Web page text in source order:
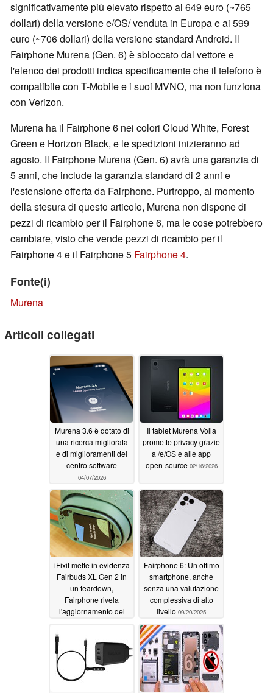
significativamente più elevato rispetto ai 649 euro (~765
dollari) della versione e/OS/ venduta in Europa e ai 599
euro (~706 dollari) della versione standard Android. Il
Fairphone Murena (Gen. 6) è sbloccato dal vettore e
l'elenco dei prodotti indica specificamente che il telefono è
compatibile con T-Mobile e i suoi MVNO, ma non funziona
con Verizon.
Murena ha il Fairphone 6 nei colori Cloud White, Forest
Green e Horizon Black, e le spedizioni inizieranno ad
agosto. Il Fairphone Murena (Gen. 6) avrà una garanzia di
5 anni, che include la garanzia standard di 2 anni e
l'estensione offerta da Fairphone. Purtroppo, al momento
della stesura di questo articolo, Murena non dispone di
pezzi di ricambio per il Fairphone 6, ma le cose potrebbero
cambiare, visto che vende pezzi di ricambio per il
Fairphone 4 e il Fairphone 5 Fairphone 4.
Fonte(i)
Murena
Articoli collegati
Murena 3.6 è dotato di
una ricerca migliorata
e di miglioramenti del
centro software
04/07/2026
Il tablet Murena Volla
promette privacy grazie
a /e/OS e alle app
open-source 02/16/2026
iFixit mette in evidenza
Fairbuds XL Gen 2 in
un teardown,
Fairphone rivela
l'aggiornamento del
Fairphone 6: Un ottimo
smartphone, anche
senza una valutazione
complessiva di alto
livello 09/20/2025